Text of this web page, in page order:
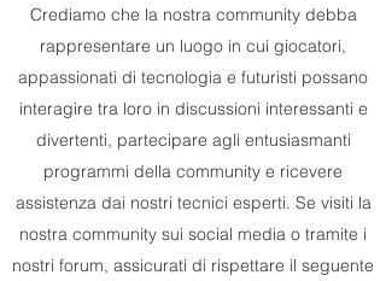
Crediamo che la nostra community debba
rappresentare un luogo in cui giocatori,
appassionati di tecnologia e futuristi possano
interagire tra loro in discussioni interessanti e
divertenti, partecipare agli entusiasmanti
programmi della community e ricevere
assistenza dai nostri tecnici esperti. Se visiti la
nostra community sui social media o tramite i
nostri forum, assicurati di rispettare il seguente